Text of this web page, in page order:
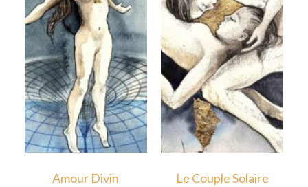
Amour Divin Le Couple Solaire